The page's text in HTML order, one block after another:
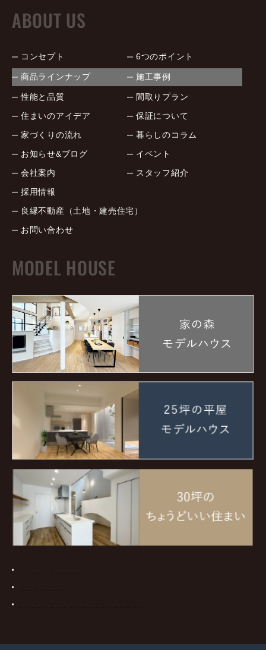
ABOUT US
コンセプト 6つのポイント
商品ラインナップ 施工事例
性能と品質
間取りプラン
住まいのアイデア
保証について
家づくりの流れ
暮らしのコラム
お知らせ&ブログ
イベント
会社案内
スタッフ紹介
採用情報
良縁不動産（土地・建売住宅）
お問い合わせ
MODEL HOUSE